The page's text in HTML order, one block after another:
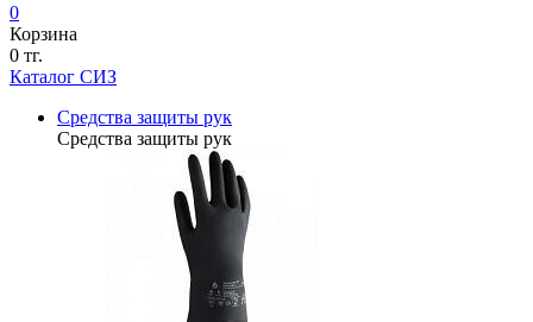
0
Корзина
0 тг.
Каталог СИЗ
Средства защиты рук
Средства защиты рук